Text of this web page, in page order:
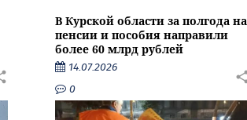
В Курской области за полгода на
пенсии и пособия направили
более 60 млрд рублей
14.07.2026
0